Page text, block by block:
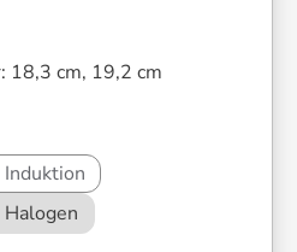
18,3 cm, 19,2 cm
Halogen